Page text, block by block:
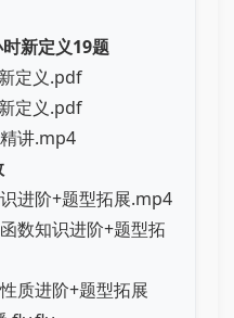
新定义19题
定义.pdf
定义.pdf
讲.mp4
进阶+题型拓展.mp4
数知识进阶+题型拓
质进阶+题型拓展